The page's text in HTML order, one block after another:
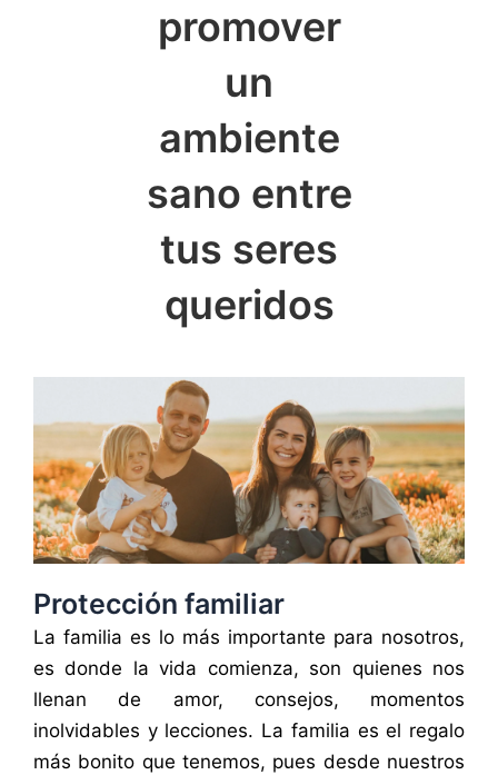
promover
un
ambiente
sano entre
tus seres
queridos
Protección familiar
La familia es lo más importante para nosotros,
es donde la vida comienza, son quienes nos
llenan de amor, consejos, momentos
inolvidables y lecciones. La familia es el regalo
más bonito que tenemos, pues desde nuestros